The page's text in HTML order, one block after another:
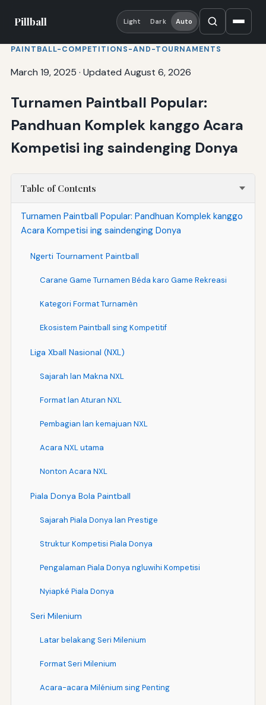
Pillball Light Dark Auto
PAINTBALL-COMPETITIONS-AND-TOURNAMENTS
March 19, 2025 · Updated August 6, 2026
Turnamen Paintball Popular:
Pandhuan Komplek kanggo Acara
Kompetisi ing saindenging Donya
Table of Contents
Turnamen Paintball Popular: Pandhuan Komplek kanggo
Acara Kompetisi ing saindenging Donya
Ngerti Tournament Paintball
Carane Game Turnamen Béda karo Game Rekreasi
Kategori Format Turnamèn
Ekosistem Paintball sing Kompetitif
Liga Xball Nasional (NXL)
Sajarah lan Makna NXL
Format lan Aturan NXL
Pembagian lan kemajuan NXL
Acara NXL utama
Nonton Acara NXL
Piala Donya Bola Paintball
Sajarah Piala Donya lan Prestige
Struktur Kompetisi Piala Donya
Pengalaman Piala Donya ngluwihi Kompetisi
Nyiapké Piala Donya
Seri Milenium
Latar belakang Seri Milenium
Format Seri Milenium
Acara-acara Milénium sing Penting